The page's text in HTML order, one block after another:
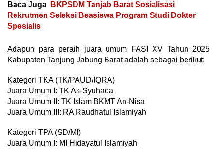
Baca Juga
BKPSDM Tanjab Barat Sosialisasi
Rekrutmen Seleksi Beasiswa Program Studi Dokter
Spesialis
Adapun para peraih juara umum FASI XV Tahun 2025
Kabupaten Tanjung Jabung Barat adalah sebagai berikut:
Kategori TKA (TK/PAUD/IQRA)
Juara Umum I: TK As-Syuhada
Juara Umum II: TK Islam BKMT An-Nisa
Juara Umum III: RA Raudhatul Islamiyah
Kategori TPA (SD/MI)
Juara Umum I: MI Hidayatul Islamiyah